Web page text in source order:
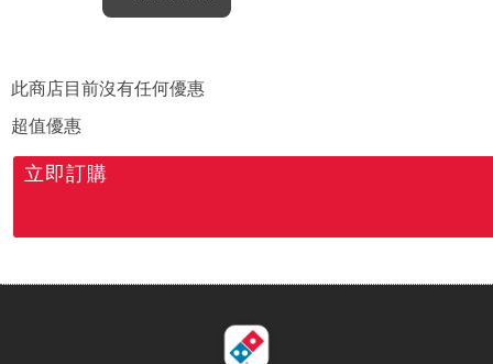
此商店目前沒有任何優惠
超值優惠
立即訂購